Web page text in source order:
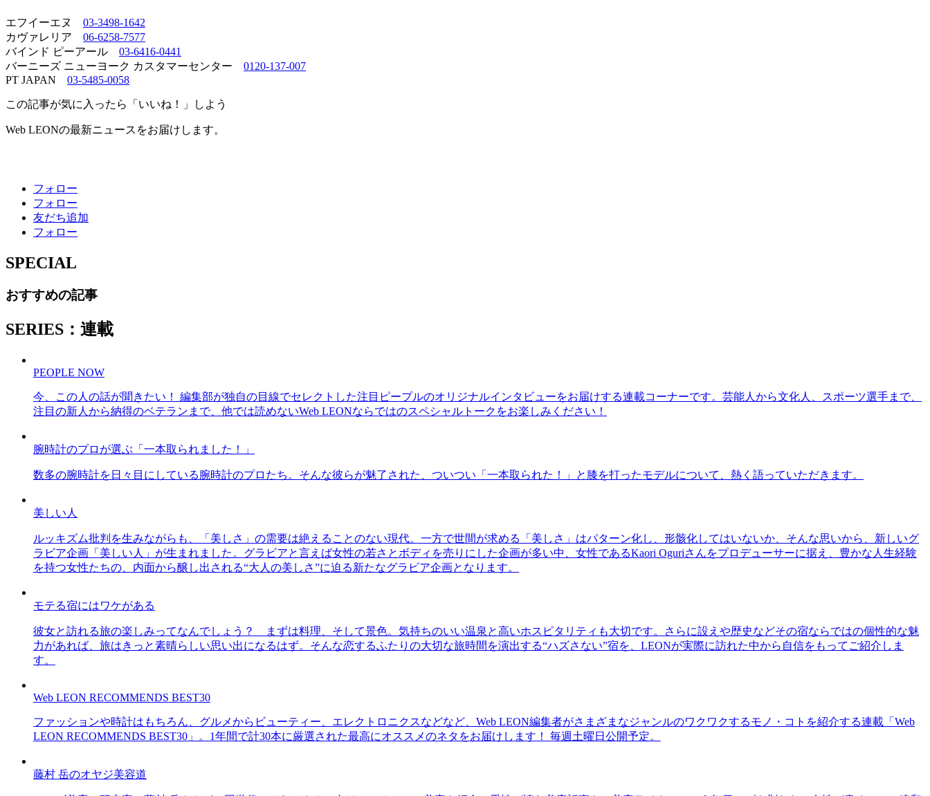
エフイーエヌ 03-3498-1642
カヴァレリア 06-6258-7577
バインド ピーアール 03-6416-0441
バーニーズ ニューヨーク カスタマーセンター 0120-137-007
PT JAPAN 03-5485-0058
この記事が気に入ったら「いいね！」しよう
Web LEONの最新ニュースをお届けします。
フォロー
フォロー
友だち追加
フォロー
SPECIAL
おすすめの記事
SERIES：連載
PEOPLE NOW
今、この人の話が聞きたい！ 編集部が独自の目線でセレクトした注目ピープルのオリジナルインタビューをお届けする連載コーナーです。芸能人から文化人、スポーツ選手まで、
注目の新人から納得のベテランまで、他では読めないWeb LEONならではのスペシャルトークをお楽しみください！
腕時計のプロが選ぶ「一本取られました！」
数多の腕時計を日々目にしている腕時計のプロたち。そんな彼らが魅了された、ついつい「一本取られた！」と膝を打ったモデルについて、熱く語っていただきます。
美しい人
ルッキズム批判を生みながらも、「美しさ」の需要は絶えることのない現代。一方で世間が求める「美しさ」はパターン化し、形骸化してはいないか、そんな思いから、新しいグ
ラビア企画「美しい人」が生まれました。グラビアと言えば女性の若さとボディを売りにした企画が多い中、女性であるKaori Oguriさんをプロデューサーに据え、豊かな人生経験
を持つ女性たちの、内面から醸し出される“大人の美しさ”に迫る新たなグラビア企画となります。
モテる宿にはワケがある
彼女と訪れる旅の楽しみってなんでしょう？ まずは料理、そして景色。気持ちのいい温泉と高いホスピタリティも大切です。さらに設えや歴史などその宿ならではの個性的な魅
力があれば、旅はきっと素晴らしい思い出になるはず。そんな恋するふたりの大切な旅時間を演出する“ハズさない”宿を、LEONが実際に訪れた中から自信をもってご紹介しま
す。
Web LEON RECOMMENDS BEST30
ファッションや時計はもちろん、グルメからビューティー、エレクトロニクスなどなど、Web LEON編集者がさまざまなジャンルのワクワクするモノ・コトを紹介する連載「Web
LEON RECOMMENDS BEST30」。1年間で計30本に厳選された最高にオススメのネタをお届けします！ 毎週土曜日公開予定。
藤村 岳のオヤジ美容道